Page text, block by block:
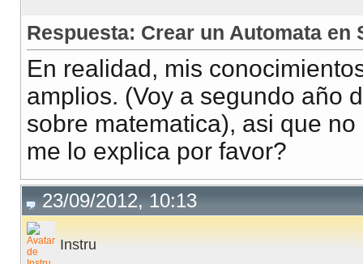
Respuesta: Crear un Automata en
En realidad, mis
amplios. (Voy a segundo año
sobre matematica), asi que
me lo explica por favor?
23/09/2012, 10:13
Instru